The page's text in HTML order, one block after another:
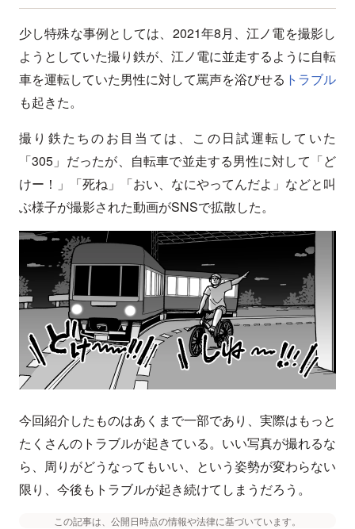
少し特殊な事例としては、2021年8月、江ノ電を撮影し
ようとしていた撮り鉄が、江ノ電に並走するように自転
車を運転していた男性に対して罵声を浴びせる トラブル
も起きた。
撮り鉄たちのお目当ては、この日試運転していた
「305」だったが、自転車で並走する男性に対して「ど
けー！」「死ね」「おい、なにやってんだよ」などと叫
ぶ様子が撮影された動画がSNSで拡散した。
今回紹介したものはあくまで一部であり、実際はもっと
たくさんのトラブルが起きている。いい写真が撮れるな
ら、周りがどうなってもいい、という姿勢が変わらない
限り、今後もトラブルが起き続けてしまうだろう。
この記事は、公開日時点の情報や法律に基づいています。